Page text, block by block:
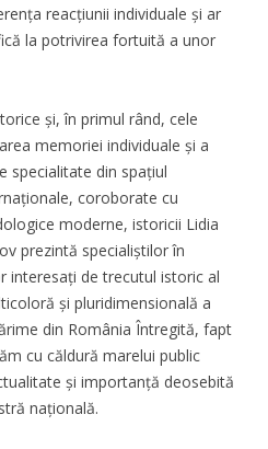
reacțiunii individuale și ar
la potrivirea fortuită a unor
și, în primul rând, cele
memoriei individuale și a
specialitate din spațiul
coroborate cu
moderne, istoricii Lidia
prezintă specialiștilor în
interesați de trecutul istoric al
și pluridimensională a
din România Întregită, fapt
cu căldură marelui public
și importanță deosebită
națională.